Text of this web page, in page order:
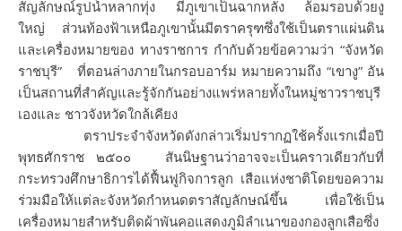
สัญลักษณ์รูปน้ำหลากทุ่ง มีภูเขาเป็นฉากหลัง ล้อมรอบด้วยงู
ใหญ่ ส่วนท้องฟ้าเหนือภูเขานั้นมีตราครุฑซึ่งใช้เป็นตราแผ่นดิน
และเครื่องหมายของ ทางราชการ กำกับด้วยข้อความว่า “จังหวัด
ราชบุรี” ที่ตอนล่างภายในกรอบอาร์ม หมายความถึง “เขางู” อัน
เป็นสถานที่สำคัญและรู้จักกันอย่างแพร่หลายทั้งในหมู่ชาวราชบุรี
เองและ ชาวจังหวัดใกล้เคียง
ตราประจำจังหวัดดังกล่าวเริ่มปรากฏใช้ครั้งแรกเมื่อปี
พุทธศักราช ๒๕๐๐ สันนิษฐานว่าอาจจะเป็นคราวเดียวกับที่
กระทรวงศึกษาธิการได้ฟื้นฟูกิจการลูก เสือแห่งชาติโดยขอความ
ร่วมมือให้แต่ละจังหวัดกำหนดตราสัญลักษณ์ขึ้น เพื่อใช้เป็น
เครื่องหมายสำหรับติดผ้าพันคอแสดงภูมิลำเนาของกองลูกเสือซึ่ง